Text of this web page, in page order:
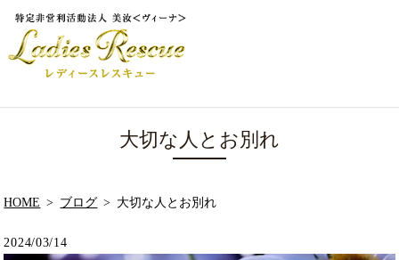
大切な人とお別れ
HOME ブログ 大切な人とお別れ
2024/03/14